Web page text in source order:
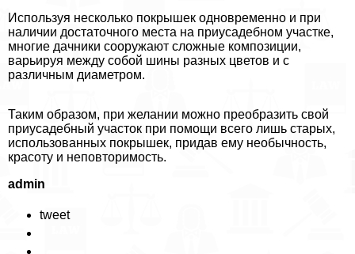
Используя несколько покрышек одновременно и при
наличии достаточного места на приусадебном участке,
многие дачники сооружают сложные композиции,
варьируя между собой шины разных цветов и с
различным диаметром.
Таким образом, при желании можно преобразить свой
приусадебный участок при помощи всего лишь старых,
использованных покрышек, придав ему необычность,
красоту и неповторимость.
admin
tweet